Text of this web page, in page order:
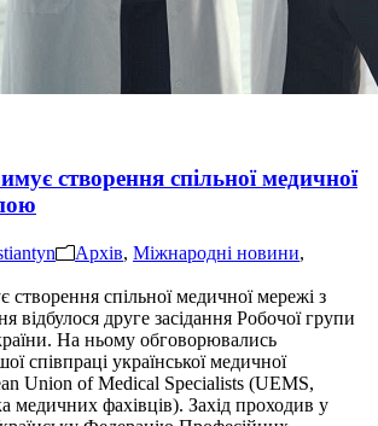
створення спільної медичної
Aрхів, Міжнародні новини,
спільної медичної мережі з
відбулося друге засідання Робочої групи
На ньому обговорювались
співпраці української медичної
Union of Medical Specialists (UEMS,
медичних фахівців). Захід проходив у